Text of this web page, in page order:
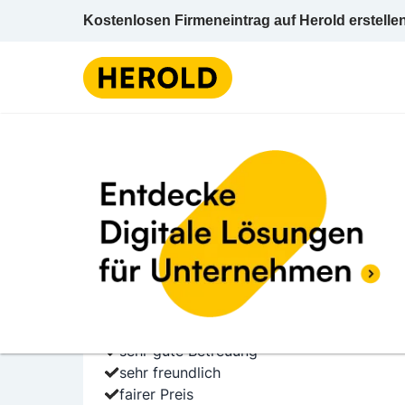
Kostenlosen Firmeneintrag auf Herold
Immobilienmakler
5.0 (1)1 BEWERTUNGEN BEWERTUNG
AURA
Hauptstraße 17 2544 Leobersdorf Baden
Immobilienmakler
sehr gute Betreuung
sehr freundlich
fairer Preis